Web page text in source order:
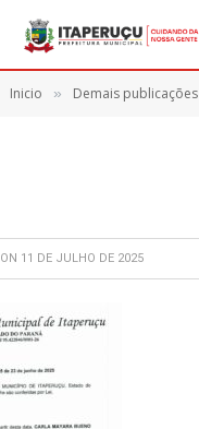
Inicio » Demais publicações
ON 11 DE JULHO DE 2025